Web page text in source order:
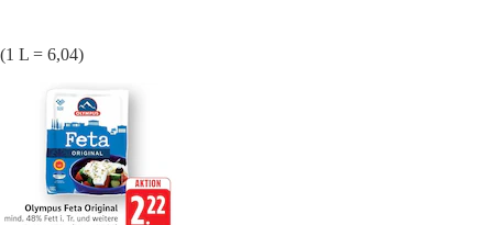
(1 L = 6,04)